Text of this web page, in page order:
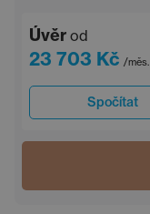
Úvěr od
23 703 Kč /měs.
Spočítat